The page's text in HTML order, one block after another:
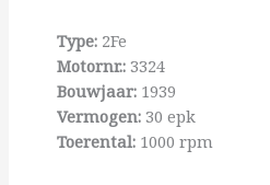
Type: 2Fe
Motornr.:3324
Bouwjaar: 1939
Vermogen:30 epk
Toerental: 1000 rpm